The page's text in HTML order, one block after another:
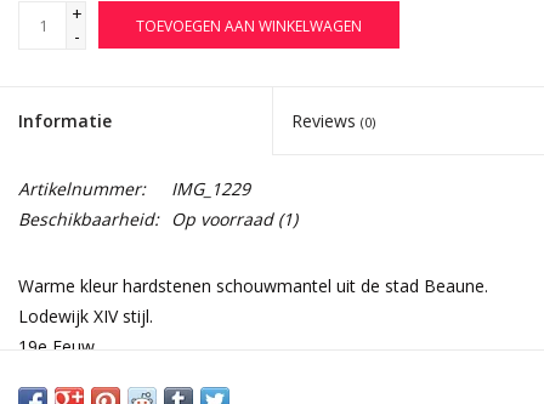
+
-
TOEVOEGEN AAN WINKELWAGEN
Informatie Reviews (0)
Artikelnummer:
IMG_1229
Beschikbaarheid: Op voorraad(1)
Warme kleur hardstenen schouwmantel uit de stad Beaune.
Lodewijk XIV stijl.
19e Eeuw.